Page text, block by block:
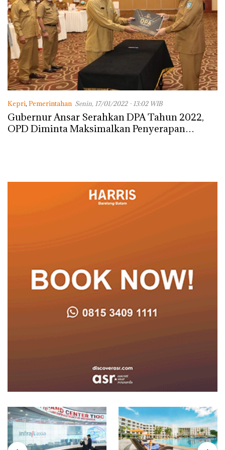
Kepri, Pemerintahan Senin, 17/01/2022 - 13:02 WIB
Gubernur Ansar Serahkan DPA Tahun 2022,
OPD Diminta Maksimalkan Penyerapan